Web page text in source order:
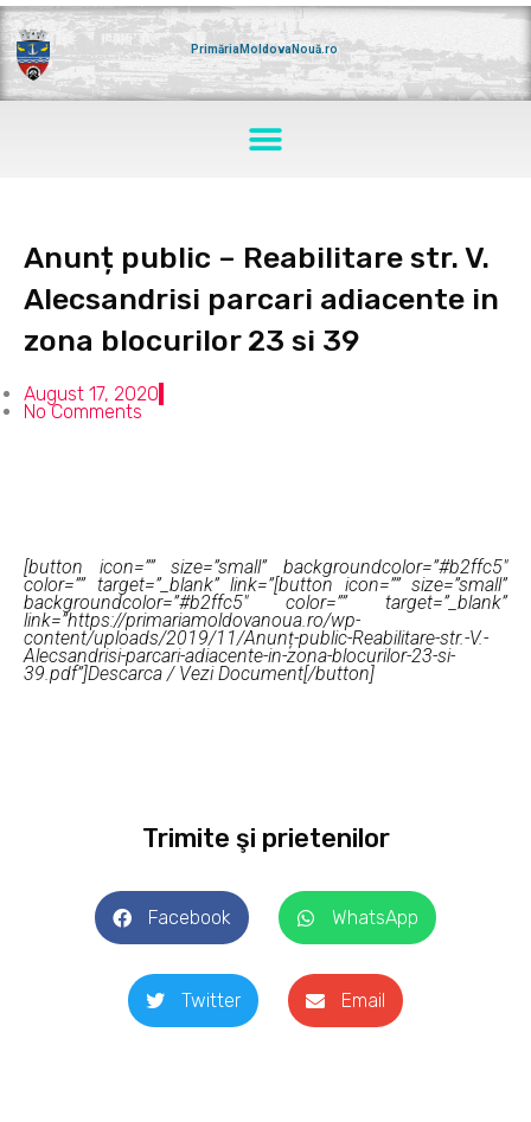
Skip
to
content
PrimăriaMoldovaNouă.ro
Menu
Anunț public – Reabilitare str. V.
Alecsandrisi parcari adiacente in
zona blocurilor 23 si 39
August 17, 2020
No Comments
[button icon=”” size=”small” backgroundcolor=”#b2ffc5″
color=”” target=”_blank” link=”[button icon=”” size=”small”
backgroundcolor=”#b2ffc5″ color=”” target=”_blank”
link=”https://primariamoldovanoua.ro/wp-
content/uploads/2019/11/Anunț-public-Reabilitare-str.-V.-
Alecsandrisi-parcari-adiacente-in-zona-blocurilor-23-si-
39.pdf”]Descarca / Vezi Document[/button]
Trimite şi prietenilor
Facebook WhatsApp
Twitter Email